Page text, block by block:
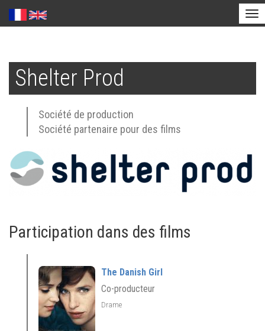
contenu
principal
Shelter Prod
Société de production
Société partenaire pour des films
Participation dans des films
The Danish Girl
Co-producteur
Drame